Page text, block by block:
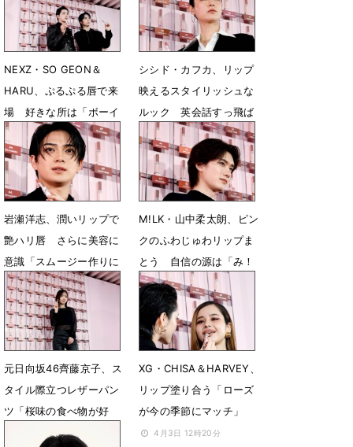
4月4日 06時51分 4月4日 06時48分
NEXZ・SO GEON＆
HARU、ぷるぷる唇で来
場 好きな所は「ボーイ
ッシュ」
4月4日 06時44分
シシド・カフカ、リップ
映えるスタイリッシュな
ルック 英会話すっ飛ば
しスペイン語取得
4月4日 06時40分
岩瀬洋志、潤いリップで
艶ハリ唇 さらに美容に
意識「スムージー作りに
ハマってます」
4月4日 06時37分
M!LK・山中柔太朗、ピン
クのふわじゅわリップま
とう 自信の源は「み！
るきーず」
4月3日 14時33分
元日向坂46齊藤京子、ス
タイル際立つレザーパン
ツ「桜味の食べ物が好
XG・CHISA＆HARVEY、
リップ塗り合う「ローズ
が今の季節にマッチ」
4月3日 12時20分